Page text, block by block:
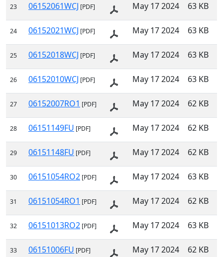
23 06152061WCJ [PDF] May 17 2024 63 KB
24 06152021WCJ [PDF] May 17 2024 63 KB
25 06152018WCJ [PDF] May 17 2024 63 KB
26 06152010WCJ [PDF] May 17 2024 63 KB
27 06152007RO1 [PDF] May 17 2024 62 KB
28 06151149FU [PDF] May 17 2024 62 KB
29 06151148FU [PDF] May 17 2024 62 KB
30 06151054RO2 [PDF] May 17 2024 63 KB
31 06151054RO1 [PDF] May 17 2024 62 KB
32 06151013RO2 [PDF] May 17 2024 63 KB
33 06151006FU [PDF] May 17 2024 62 KB